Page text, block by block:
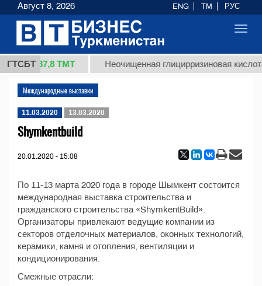
ГТСБТ
1 (кг.) 37,8 ТМТ Неочищенная глицирризиновая
Международные выставки
11.03.2020 13.03.2020
Shymkentbuild
20.01.2020 - 15:08
По 11-13 марта 2020 года в городе Шымкент состоится
международная выставка строительства и
гражданского строительства «ShymkentBuild».
Организаторы привлекают ведущие компании из
секторов отделочных материалов, оконных технологий,
керамики, камня и отопления, вентиляции и
кондиционирования.
Смежные отрасли:
Август 8, 2026 ENG TM РУС